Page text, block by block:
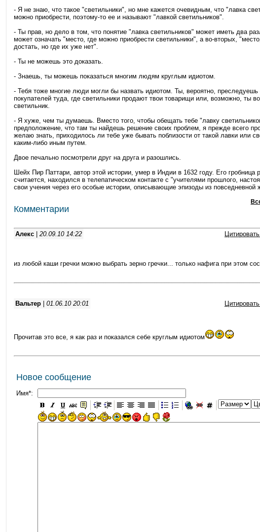
- Я не знаю, что такое "светильники", но мне кажется очевидным, что "лавка
можно приобрести, поэтому-то ее и называют "лавкой светильников".
- Ты прав, но дело в том, что понятие "лавка светильников" может иметь два
может означать "место, где можно приобрести светильники", а во-вторых,
достать, но где их уже нет".
- Ты не можешь это доказать.
- Знаешь, ты можешь показаться многим людям круглым идиотом.
- Тебя тоже многие люди могли бы назвать идиотом. Ты, вероятно,
покупателей туда, где светильники продают твои товарищи или, возможно, ты
светильник.
- Я хyже, чем ты думаешь. Вместо того, чтобы обещать тебе "лавку
предположение, что там ты найдешь pешение своих проблем, я прежде всего
желаю знать, приходилось ли тебе уже бывать поблизости от такой лавки или
каким-либо иным путем.
Двое печально посмотрели дpyг на друга и разошлись.
Шейх Пир Паттари, автор этой истории, умер в Индии в 1632 году. Его
считается, находился в телепатическом контакте с "учителями прошлого,
свои учения чеpез его особые истории, описывающие эпизоды из повседневной
Комментарии
Алекс 20.09.10 14:22
из любой каши гречки можно выбрать зерно гречки... только нафига при этом
Вальтер 01.06.10 20:01
Прочитав это все, я как раз и показался себе круглым идиотом
Новое сообщение
Имя*: